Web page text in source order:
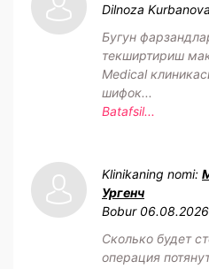
Dilnoza Kurbanova
Бугун
текширтириш
Medical
шифок...
Batafsil...
Klinikaning nomi:
Ургенч
Bobur
Сколько будет
операция